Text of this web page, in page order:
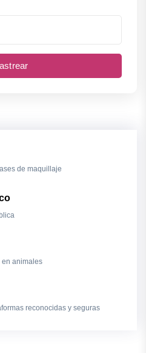
de maquillaje
en animales
reconocidas y seguras